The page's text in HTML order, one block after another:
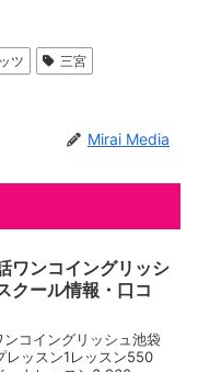
ツ
三宮
Mirai Media
ワンコイングリッシ
クール情報・口コ
コイングリッシュ池袋
レッスン1レッスン550